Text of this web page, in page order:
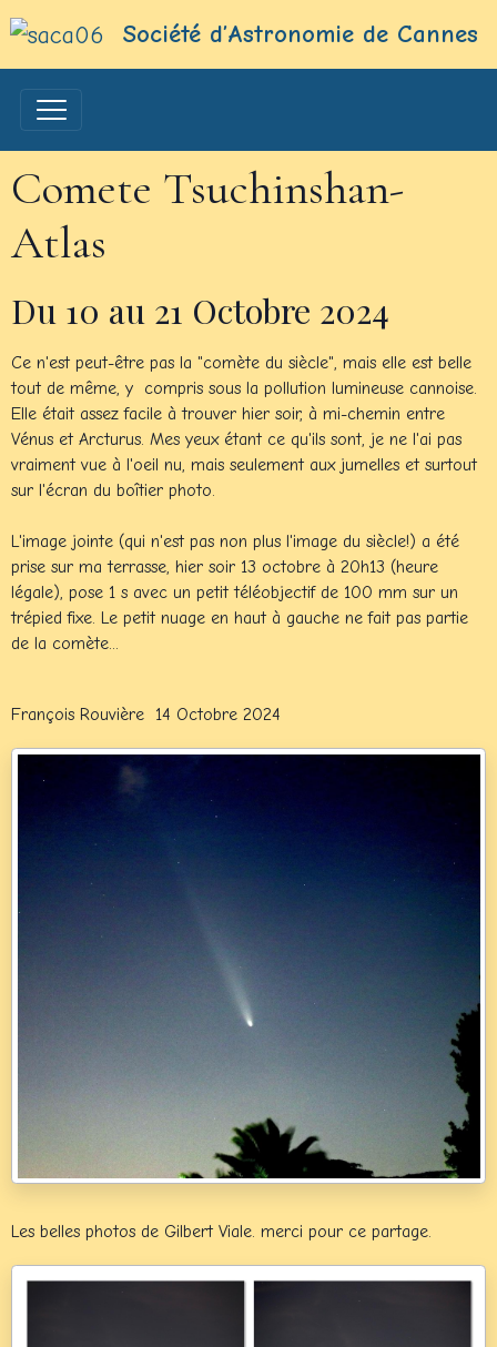
Société d’Astronomie de Cannes
Comete Tsuchinshan-
Atlas
Du 10 au 21 Octobre 2024
Ce n'est peut-être pas la "comète du siècle", mais elle est belle
tout de même, y compris sous la pollution lumineuse cannoise.
Elle était assez facile à trouver hier soir, à mi-chemin entre
Vénus et Arcturus. Mes yeux étant ce qu'ils sont, je ne l'ai pas
vraiment vue à l'oeil nu, mais seulement aux jumelles et surtout
sur l'écran du boîtier photo.
L'image jointe (qui n'est pas non plus l'image du siècle!) a été
prise sur ma terrasse, hier soir 13 octobre à 20h13 (heure
légale), pose 1 s avec un petit téléobjectif de 100 mm sur un
trépied fixe. Le petit nuage en haut à gauche ne fait pas partie
de la comète...
François Rouvière 14 Octobre 2024
Les belles photos de Gilbert Viale. merci pour ce partage.